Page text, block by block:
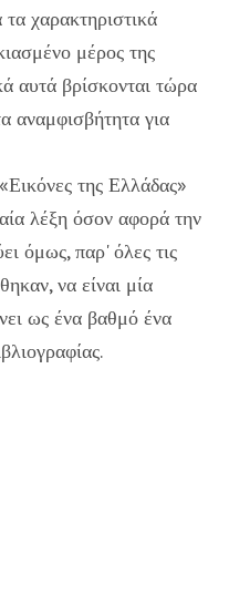
χαρακτηριστικά
μέρος της
αυτά βρίσκονται τώρα
αναμφισβήτητα για
της Ελλάδας»
λέξη όσον αφορά την
όμως, παρ' όλες τις
να είναι μία
ως ένα βαθμό ένα